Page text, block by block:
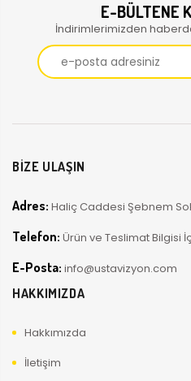
E-BÜLTENE
İndirimlerimizden
BİZE ULAŞIN
Adres: Haliç Caddesi Şebnem
Telefon: Ürün ve Teslimat Bilgisi
E-Posta: info@ustavizyon.com
HAKKIMIZDA
Hakkımızda
İletişim